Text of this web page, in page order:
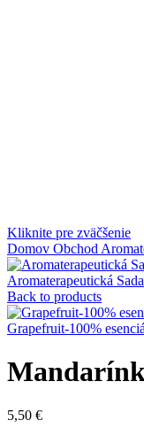
Kliknite pre zväčšenie
Domov Obchod
Aromaterapeutická
Back to products
Grapefruit-100%
5,50 €